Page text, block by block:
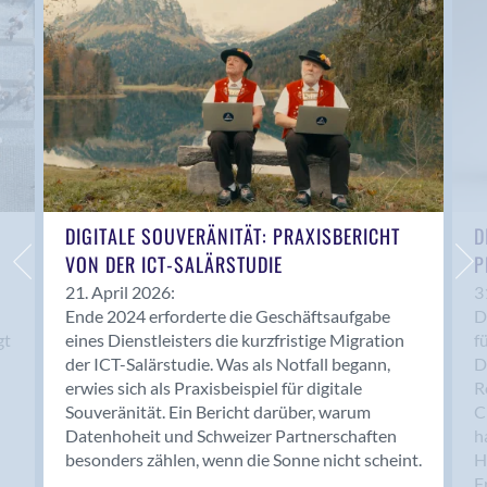
Anwil
Appenzell
Au SG
Baar
Baden
Balsthal
Balzers
Basel
Bassersdorf
Belp
Bendern
Benken (SG)
Bergdietikon
Berlin
Bern
Bern - Liebefeld
DIGITALE SOUVERÄNITÄT: PRAXISBERICHT
VON DER ICT-SALÄRSTUDIE
21. April 2026:
Ende 2024 erforderte die Geschäftsaufgabe
eines Dienstleisters die kurzfristige Migration
der ICT-Salärstudie. Was als Notfall begann,
erwies sich als Praxisbeispiel für digitale
Souveränität. Ein Bericht darüber, warum
Datenhoheit und Schweizer Partnerschaften
besonders zählen, wenn die Sonne nicht scheint.